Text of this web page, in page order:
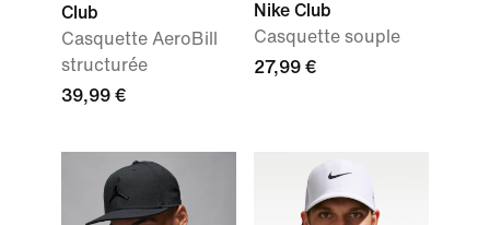
Club
Casquette AeroBill
structurée
39,99 €
Nike Club
Casquette souple
27,99 €